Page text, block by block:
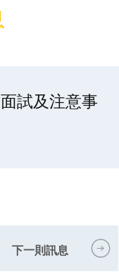
試及注意事
下一則訊息